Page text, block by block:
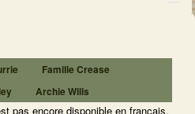
Famille Crease
Archie Wills
pas encore disponible en français.